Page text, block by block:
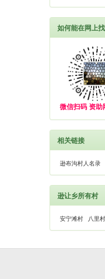
如何能在网上
微信扫码 资助
相关链接
逊布沟村人名录
逊让乡所有村
安宁滩村 八里村